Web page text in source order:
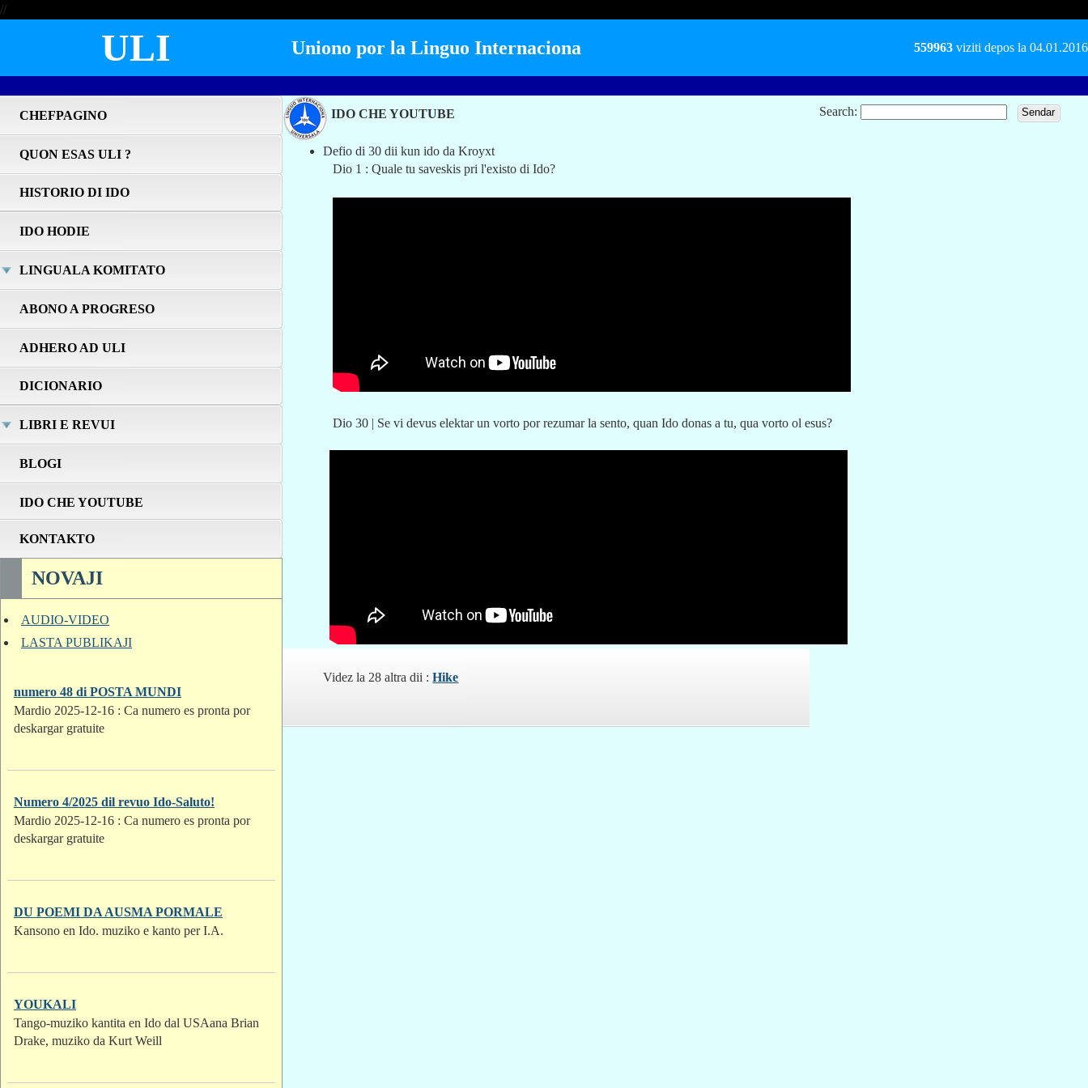
//
ULI Uniono por la Linguo Internaciona 559963 viziti depos la 04.01.2016
Search:
CHEFPAGINO
QUON ESAS ULI ?
HISTORIO DI IDO
IDO HODIE
LINGUALA KOMITATO
ABONO A PROGRESO
ADHERO AD ULI
DICIONARIO
LIBRI E REVUI
BLOGI
IDO CHE YOUTUBE
KONTAKTO
NOVAJI
AUDIO-VIDEO
LASTA PUBLIKAJI
numero 48 di POSTA MUNDI
Mardio 2025-12-16 : Ca numero es pronta por
deskargar gratuite
Numero 4/2025 dil revuo Ido-Saluto!
Mardio 2025-12-16 : Ca numero es pronta por
deskargar gratuite
DU POEMI DA AUSMA PORMALE
Kansono en Ido. muziko e kanto per I.A.
YOUKALI
Tango-muziko kantita en Ido dal USAana Brian
Drake, muziko da Kurt Weill
IDO CHE YOUTUBE
Defio di 30 dii kun ido da Kroyxt
Dio 1 : Quale tu saveskis pri l'existo di Ido?
Dio 30 | Se vi devus elektar un vorto por rezumar la sento, quan Ido donas a tu, qua vorto ol esus?
Videz la 28 altra dii :Hike